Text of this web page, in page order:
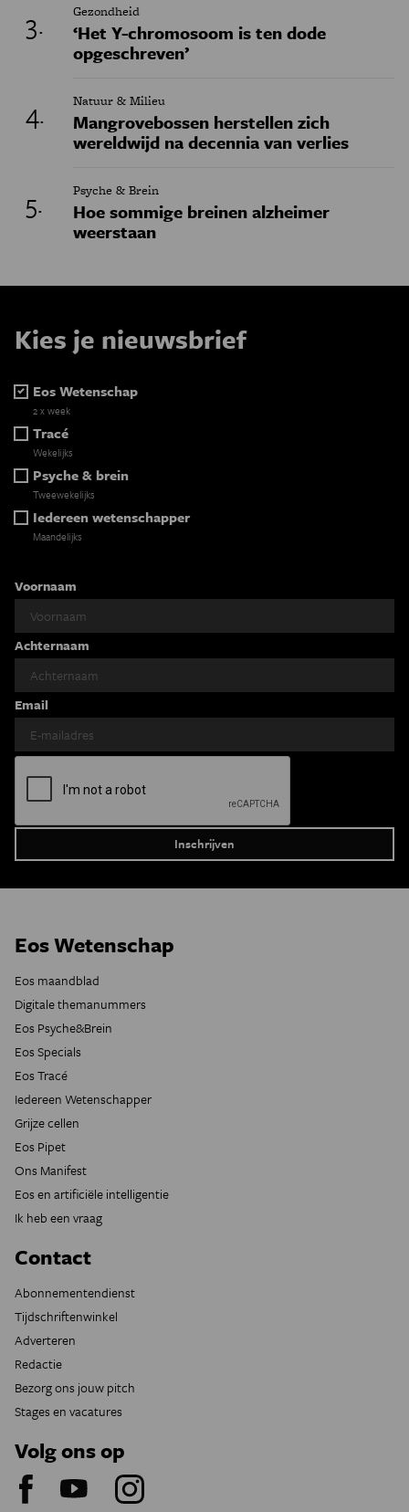
Gezondheid
‘Het Y-chromosoom is ten dode
opgeschreven’
Natuur & Milieu
Mangrovebossen herstellen zich
wereldwijd na decennia van verlies
Psyche & Brein
Hoe sommige breinen alzheimer
weerstaan
Kies je nieuwsbrief
Eos Wetenschap
2 x week
Tracé
Wekelijks
Psyche & brein
Tweewekelijks
Iedereen wetenschapper
Maandelijks
Voornaam
Achternaam
Email
Eos Wetenschap
Eos maandblad
Digitale themanummers
Eos Psyche&Brein
Eos Specials
Eos Tracé
Iedereen Wetenschapper
Grijze cellen
Eos Pipet
Ons Manifest
Eos en artificiële intelligentie
Ik heb een vraag
Contact
Abonnementendienst
Tijdschriftenwinkel
Adverteren
Redactie
Bezorg ons jouw pitch
Stages en vacatures
Volg ons op